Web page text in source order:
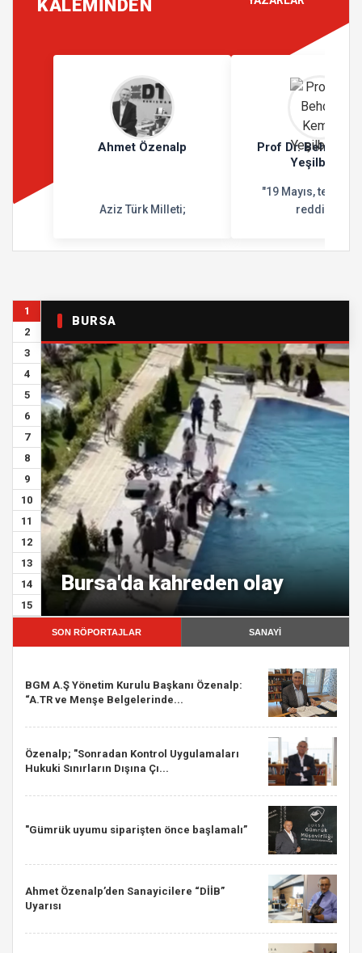
KALEMİNDEN
Ahmet Özenalp
Aziz Türk Milleti;
Prof Dr. Behçet
Yeşilbursa
"19 Mayıs,
reddidir"
1
2
3
4
5
6
7
8
9
10
11
12
13
14
15
BURSA
Bursa'da kahreden olay
SON RÖPORTAJLAR SANAYİ
BGM A.Ş Yönetim Kurulu Başkanı Özenalp:
“A.TR ve Menşe Belgelerinde...
Özenalp; "Sonradan Kontrol Uygulamaları
Hukuki Sınırların Dışına Çı...
"Gümrük uyumu siparişten önce başlamalı”
Ahmet Özenalp’den Sanayicilere “DİİB”
Uyarısı